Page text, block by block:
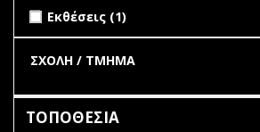
Apply Εκθέσεις filter
Εκθέσεις (1)
ΤΟΠΟΘΕΣΙΑ